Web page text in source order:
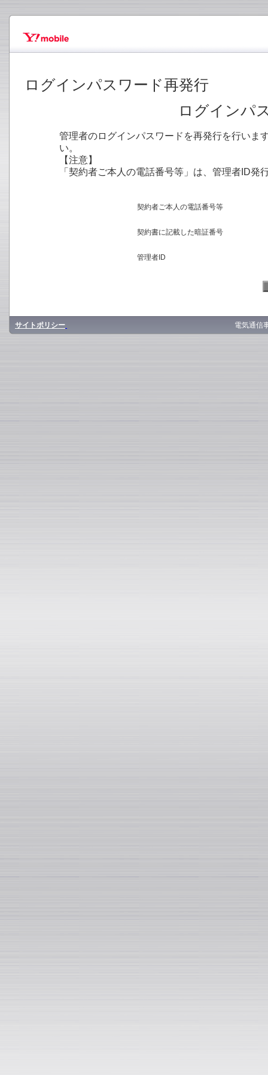
ログインパスワード再発行
ログインパ
管理者のログインパスワードを再発行を行いま
い。
【注意】
「契約者ご本人の電話番号等」は、管理者ID
契約者ご本人の電話番号等
契約書に記載した暗証番号
管理者ID
サイトポリシー 電気通信